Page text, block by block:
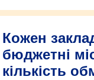
Кожен
бюджетні
кількість